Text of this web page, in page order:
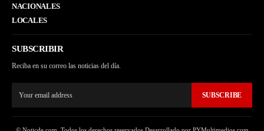
NACIONALES
LOCALES
SUBSCRIBIR
Reciba en su correo las noticias del día.
SUBSCRIBE